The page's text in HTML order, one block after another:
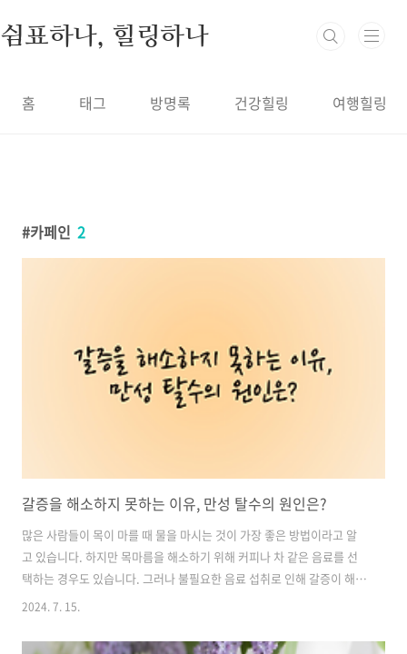
쉼표하나, 힐링하나
홈 태그 방명록 건강힐링 여행힐링
카페인 2
갈증을 해소하지 못하는 이유, 만성 탈수의 원인은?
많은 사람들이 목이 마를 때 물을 마시는 것이 가장 좋은 방법이라고 알
고 있습니다. 하지만 목마름을 해소하기 위해 커피나 차 같은 음료를 선
택하는 경우도 있습니다. 그러나 불필요한 음료 섭취로 인해 갈증이 해소
되지 않고 오히려 수분 부족 증상이 지속되는 경우가 종종 있습니다. 이
보겠습니다. 목차1. 만성 탈수의 은밀한 적: 갈증이 느껴지지 않는 이유
2024. 7. 15.